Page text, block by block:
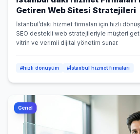
Getiren Web Sitesi Stratejileri
İstanbul’daki hizmet firmaları için hızlı
SEO destekli web stratejileriyle müşteri
vitrin ve verimli dijital yönetim sunar.
#hızlı dönüşüm #İstanbul hizmet firmaları
Genel